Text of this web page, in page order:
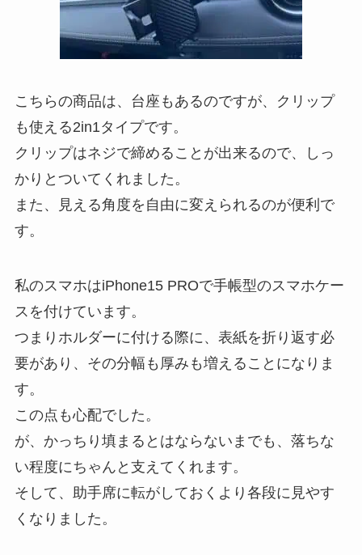
こちらの商品は、台座もあるのですが、クリップ
も使える2in1タイプです。
クリップはネジで締めることが出来るので、しっ
かりとついてくれました。
また、見える角度を自由に変えられるのが便利で
す。
私のスマホはiPhone15 PROで手帳型のスマホケー
スを付けています。
つまりホルダーに付ける際に、表紙を折り返す必
要があり、その分幅も厚みも増えることになりま
す。
この点も心配でした。
が、かっちり填まるとはならないまでも、落ちな
い程度にちゃんと支えてくれます。
そして、助手席に転がしておくより各段に見やす
くなりました。